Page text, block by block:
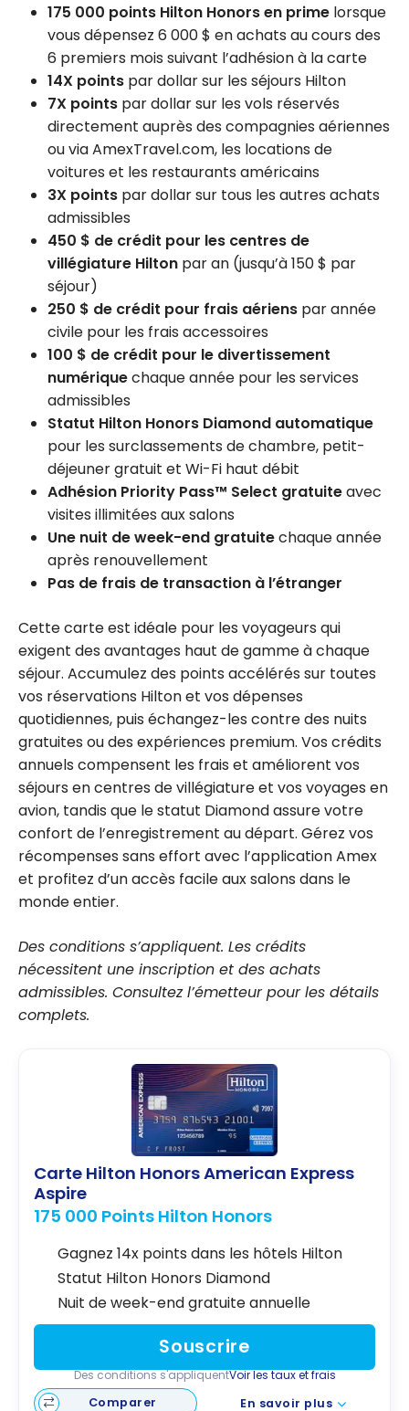
175 000 points Hilton Honors en prime lorsque
vous dépensez 6 000 $ en achats au cours des
6 premiers mois suivant l’adhésion à la carte
14X points par dollar sur les séjours Hilton
7X points par dollar sur les vols réservés
directement auprès des compagnies aériennes
ou via AmexTravel.com, les locations de
voitures et les restaurants américains
3X points par dollar sur tous les autres achats
admissibles
450 $ de crédit pour les centres de
villégiature Hilton par an (jusqu’à 150 $ par
séjour)
250 $ de crédit pour frais aériens par année
civile pour les frais accessoires
100 $ de crédit pour le divertissement
numériquechaque année pour les services
admissibles
Statut Hilton Honors Diamond automatique
pour les surclassements de chambre, petit-
déjeuner gratuit et Wi-Fi haut débit
Adhésion Priority Pass™ Select gratuiteavec
visites illimitées aux salons
Une nuit de week-end gratuitechaque année
après renouvellement
Pas de frais de transaction à l’étranger
Cette carte est idéale pour les voyageurs qui
exigent des avantages haut de gamme à chaque
séjour. Accumulez des points accélérés sur toutes
vos réservations Hilton et vos dépenses
quotidiennes, puis échangez-les contre des nuits
gratuites ou des expériences premium. Vos crédits
annuels compensent les frais et améliorent vos
séjours en centres de villégiature et vos voyages en
avion, tandis que le statut Diamond assure votre
confort de l’enregistrement au départ. Gérez vos
récompenses sans effort avec l’application Amex
et profitez d’un accès facile aux salons dans le
monde entier.
Des conditions s’appliquent. Les crédits
nécessitent une inscription et des achats
admissibles. Consultez l’émetteur pour les détails
complets.
Carte Hilton Honors American Express
Aspire
175 000 Points Hilton Honors
Gagnez 14x points dans les hôtels Hilton
Statut Hilton Honors Diamond
Nuit de week-end gratuite annuelle
Souscrire
Des conditions s'appliquentVoir les taux et frais
Comparer
En savoir plus